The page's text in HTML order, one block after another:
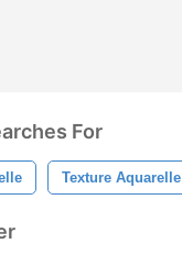
For
Texture Aquarelle